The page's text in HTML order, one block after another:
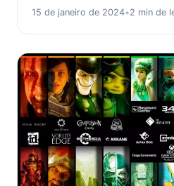
15 de janeiro de 2024•2 min de